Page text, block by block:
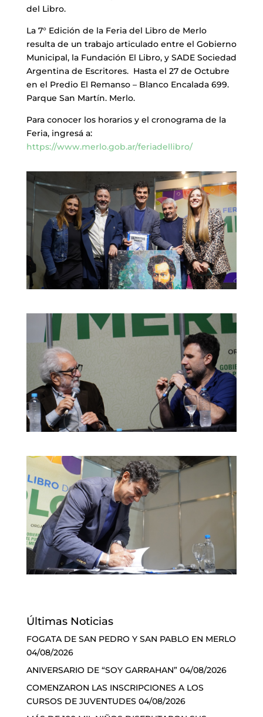
del Libro.
La 7° Edición de la Feria del Libro de Merlo
resulta de un trabajo articulado entre el Gobierno
Municipal, la Fundación El Libro, y SADE Sociedad
Argentina de Escritores. Hasta el 27 de Octubre
en el Predio El Remanso – Blanco Encalada 699.
Parque San Martín. Merlo.
Para conocer los horarios y el cronograma de la
Feria, ingresá a:
https://www.merlo.gob.ar/feriadellibro/
Últimas Noticias
FOGATA DE SAN PEDRO Y SAN PABLO EN MERLO
04/08/2026
ANIVERSARIO DE “SOY GARRAHAN” 04/08/2026
COMENZARON LAS INSCRIPCIONES A LOS
CURSOS DE JUVENTUDES 04/08/2026